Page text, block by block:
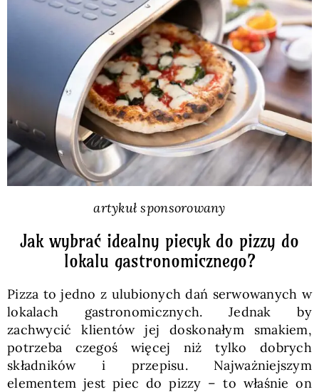
Przetwory
Posiłki
Zdrowo i fit
Kuchnie świata
SKLEP
artykuł sponsorowany
Jak wybrać idealny piecyk do pizzy do
lokalu gastronomicznego?
Pizza to jedno z ulubionych dań serwowanych w
lokalach gastronomicznych. Jednak by
zachwycić klientów jej doskonałym smakiem,
potrzeba czegoś więcej niż tylko dobrych
składników i przepisu. Najważniejszym
elementem jest piec do pizzy – to właśnie on